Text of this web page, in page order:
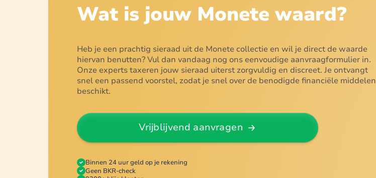
Wat is jouw Monete waard?
Heb je een prachtig sieraad uit de Monete collectie en wil je direct de waarde
hiervan benutten? Vul dan vandaag nog ons eenvoudige aanvraagformulier in.
Onze experts taxeren jouw sieraad uiterst zorgvuldig en discreet. Je ontvangt
snel een passend voorstel, zodat je snel over de benodigde financiële middelen
beschikt.
Vrijblijvend aanvragen
Binnen 24 uur geld op je rekening
Geen BKR-check